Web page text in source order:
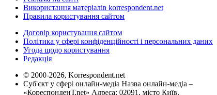
Використання матеріалів korrespondent.net
Правила користування сайтом
Договір користування сайтом
Політика у сфері конфіденційності і персональних даних
Угода щодо користування
Редакція
© 2000-2026, Korrespondent.net
Суб'єкт у сфері онлайн-медіа Назва онлайн-медіа –
«КореспонденТ.net» Адреса: 02091, місто Київ,